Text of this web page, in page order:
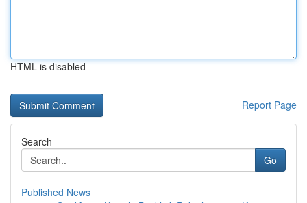
HTML is disabled
Report Page
Search
Go
Published News